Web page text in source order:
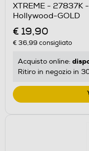
XTREME - 27837K
Hollywood-GOLD
€ 19,90
€ 36,99 consigliato
Acquisto online:
Ritiro in negozio in